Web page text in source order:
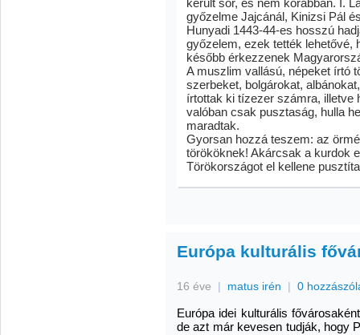
került sor, és nem korábban. I.
győzelme Jajcánál, Kinizsi Pál
Hunyadi 1443-44-es hosszú
győzelem, ezek tették lehetővé,
később érkezzenek
A muszlim vallású, népeket írtó
szerbeket, bolgárokat,
írtottak ki tízezer számra, illetve
valóban csak pusztaság, hulla
maradtak.
Gyorsan hozzá teszem: az
törököknek! Akárcsak a kurdok
Törökországot el kellene
Európa kulturális
16 éve | matus irén | 0
Európa idei kulturális
de azt már kevesen tudják, hogy